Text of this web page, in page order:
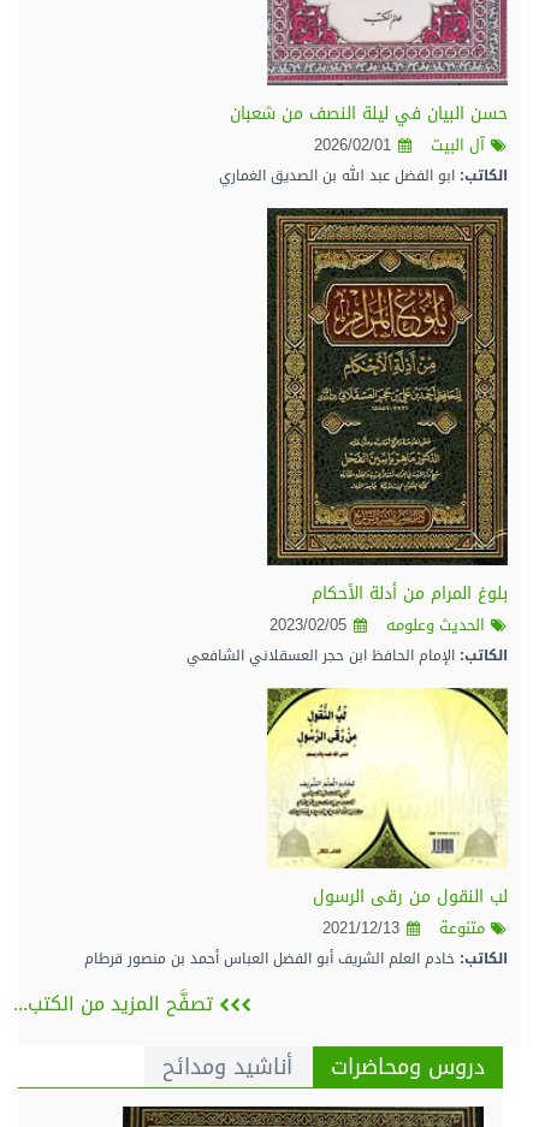
حسن البيان في ليلة النصف من شعبان
آل البيت 2026/02/01
الكاتب:ابو الفضل عبد الله بن الصديق الغماري
بلوغ المرام من أدلة الأحكام
الحديث وعلومه 2023/02/05
الكاتب:الإمام الحافظ ابن حجر العسقلاني الشافعي
لب النقول من رقى الرسول
متنوعة 2021/12/13
خادم العلم الشريف أبو الفضل العباس أحمد بن منصور قرطام
دروس ومحاضرات أناشيد ومدائح